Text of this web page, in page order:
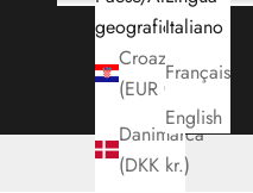
geografica
Croazia
(EUR €)
Danimarca
(DKK kr.)
Italiano
Français
English